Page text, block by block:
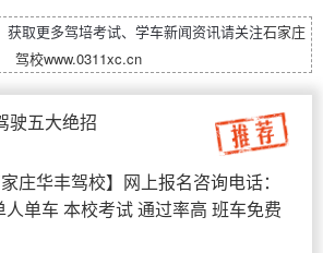
获取更多驾培考试、学车新闻资讯请关注石家庄
驾校www.0311xc.cn
驶五大绝招
庄华丰驾校】网上报名咨询电话：
单车 本校考试 通过率高 班车免费